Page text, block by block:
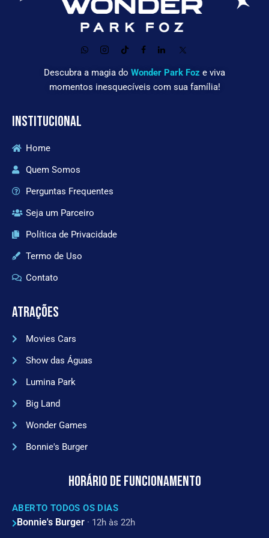
Descubra a magia do Wonder Park Foz e viva
momentos inesquecíveis com sua família!
INSTITUCIONAL
Home
Quem Somos
Perguntas Frequentes
Seja um Parceiro
Política de Privacidade
Termo de Uso
Contato
ATRAÇÕES
Movies Cars
Show das Águas
Lumina Park
Big Land
Wonder Games
Bonnie's Burger
HORÁRIO DE FUNCIONAMENTO
ABERTO TODOS OS DIAS
Bonnie's Burger · 12h às 22h